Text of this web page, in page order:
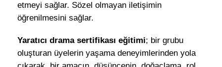
etmeyi sağlar. Sözel olmayan iletişimin
öğrenilmesini sağlar.
Yaratıcı drama sertifikası eğitimi; bir grubu
oluşturan üyelerin yaşama deneyimlerinden yola